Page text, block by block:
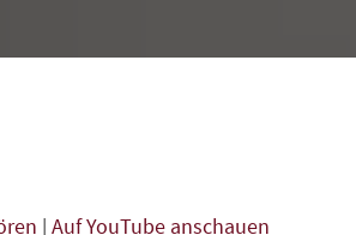
| Auf YouTube anschauen